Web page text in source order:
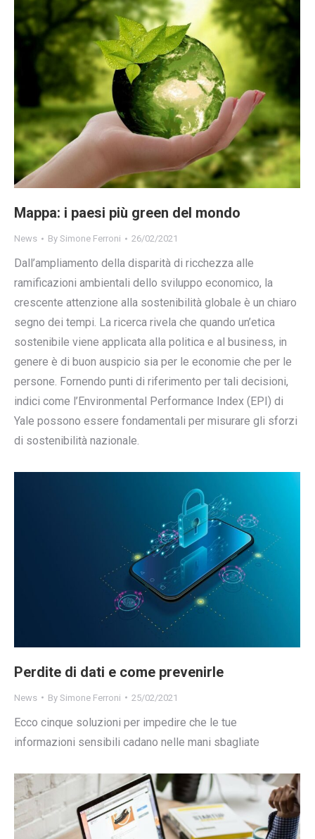
Mappa: i paesi più green del mondo
News By Simone Ferroni 26/02/2021
Dall’ampliamento della disparità di ricchezza alle
ramificazioni ambientali dello sviluppo economico, la
crescente attenzione alla sostenibilità globale è un chiaro
segno dei tempi. La ricerca rivela che quando un’etica
sostenibile viene applicata alla politica e al business, in
genere è di buon auspicio sia per le economie che per le
persone. Fornendo punti di riferimento per tali decisioni,
indici come l’Environmental Performance Index (EPI) di
Yale possono essere fondamentali per misurare gli sforzi
di sostenibilità nazionale.
Perdite di dati e come prevenirle
News By Simone Ferroni 25/02/2021
Ecco cinque soluzioni per impedire che le tue
informazioni sensibili cadano nelle mani sbagliate